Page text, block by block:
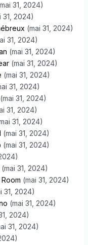
31, 2024)
31, 2024)
(mai 31, 2024)
31, 2024)
(mai 31, 2024)
(mai 31, 2024)
(mai 31, 2024)
31, 2024)
(mai 31, 2024)
31, 2024)
31, 2024)
(mai 31, 2024)
(mai 31, 2024)
(mai 31, 2024)
(mai 31, 2024)
31, 2024)
(mai 31, 2024)
2024)
31, 2024)